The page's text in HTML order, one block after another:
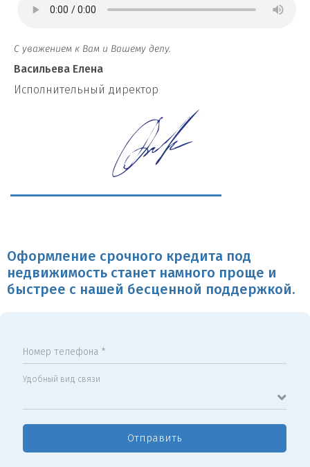
С уважением к Вам и Вашему делу.
Васильева Елена
И сполнительный директор
Оформление срочного кредита под
недвижимость станет намного проще и
быстрее с нашей бесценной поддержкой.
Номер телефона *
Удобный вид связи
Отправить